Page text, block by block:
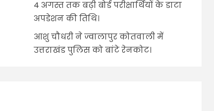
4 अगस्त तक बढ़ी बोर्ड परीक्षार्थियों के डाटा
अपडेशन की तिथि।
आशु चौधरी ने ज्वालापुर कोतवाली में
उत्तराखंड पुलिस को बांटे रेनकोट।